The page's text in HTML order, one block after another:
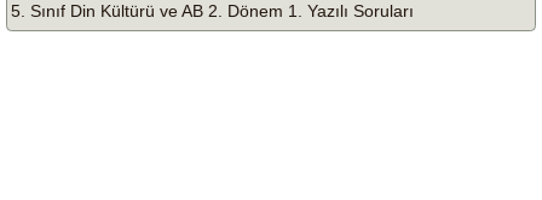
5. Sınıf Din Kültürü ve AB 2. Dönem 1. Yazılı Soruları